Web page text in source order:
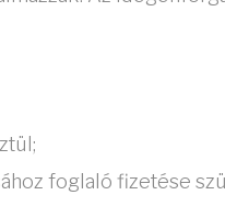
foglaló fizetése